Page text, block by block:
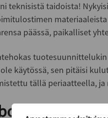
teknisistä taidoista!
päässä, paikalliset
käytössä, sen pitäisi
tällä periaatteella,
Zero -